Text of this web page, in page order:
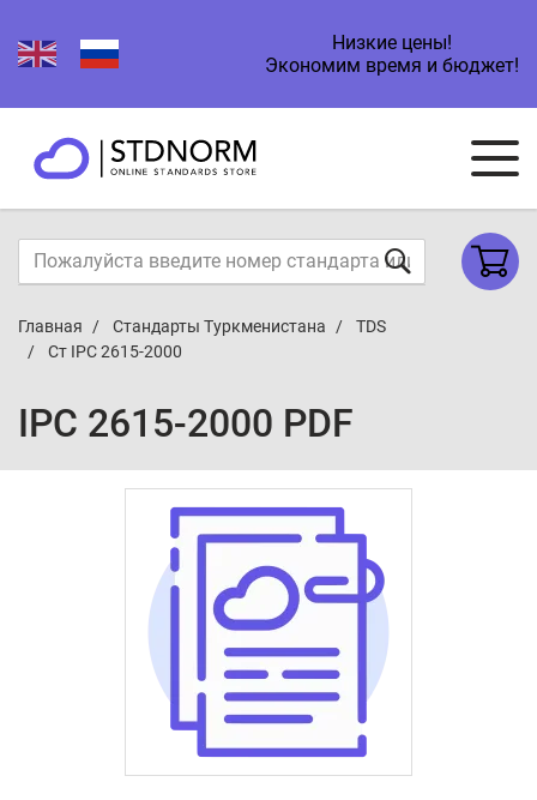
Низкие цены!
Экономим время и бюджет!
Главная Стандарты Туркменистана
TDS
Ст IPC 2615-2000
IPC 2615-2000 PDF